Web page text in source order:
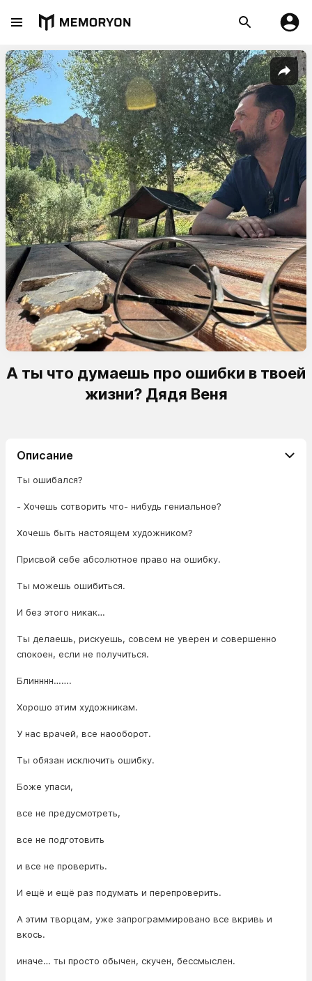
А ты что думаешь про ошибки в твоей
жизни? Дядя Веня
Описание
Ты ошибался?
- Хочешь сотворить что- нибудь гениальное?
Хочешь быть настоящем художником?
Присвой себе абсолютное право на ошибку.
Ты можешь ошибиться.
И без этого никак…
Ты делаешь, рискуешь, совсем не уверен и совершенно
спокоен, если не получиться.
Блинннн…….
Хорошо этим художникам.
У нас врачей, все наооборот.
Ты обязан исключить ошибку.
Боже упаси,
все не предусмотреть,
все не подготовить
и все не проверить.
И ещё и ещё раз подумать и перепроверить.
А этим творцам, уже запрограммировано все вкривь и
вкось.
иначе… ты просто обычен, скучен, бессмыслен.